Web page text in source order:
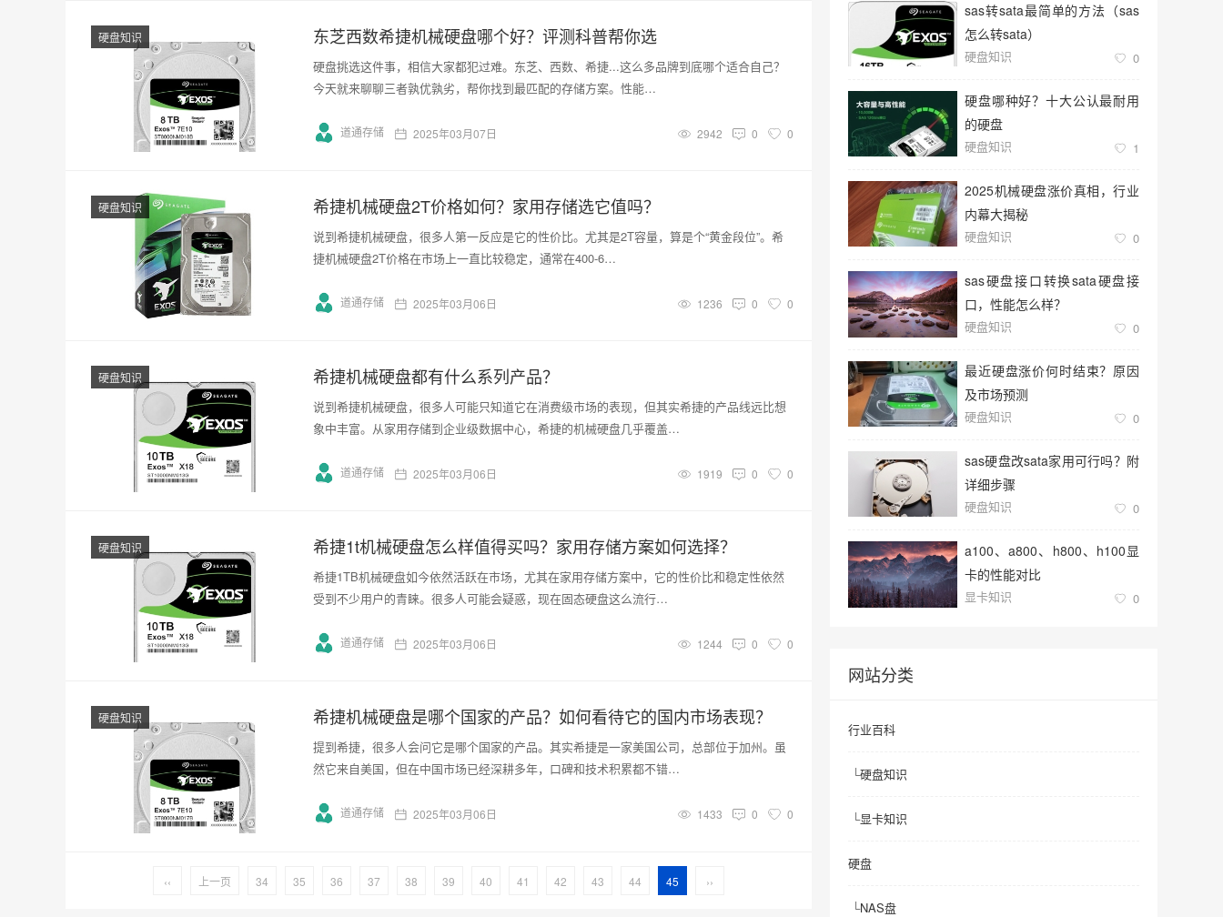
硬盘知识 东芝西数希捷机械硬盘哪个好？评测科普帮你选
硬盘挑选这件事，相信大家都犯过难。东芝、西数、希捷...这么多品牌到底哪个适合自己？
今天就来聊聊三者孰优孰劣，帮你找到最匹配的存储方案。性能…
道通存储 2025年03月07日 2942 0 0
硬盘知识 希捷机械硬盘2T价格如何？家用存储选它值吗？
说到希捷机械硬盘，很多人第一反应是它的性价比。尤其是2T容量，算是个“黄金段位”。希
捷机械硬盘2T价格在市场上一直比较稳定，通常在400-6…
道通存储 2025年03月06日 1236 0 0
硬盘知识 希捷机械硬盘都有什么系列产品？
说到希捷机械硬盘，很多人可能只知道它在消费级市场的表现，但其实希捷的产品线远比想
象中丰富。从家用存储到企业级数据中心，希捷的机械硬盘几乎覆盖…
道通存储 2025年03月06日 1919 0 0
硬盘知识 希捷1t机械硬盘怎么样值得买吗？家用存储方案如何选择？
希捷1TB机械硬盘如今依然活跃在市场，尤其在家用存储方案中，它的性价比和稳定性依然
受到不少用户的青睐。很多人可能会疑惑，现在固态硬盘这么流行…
道通存储 2025年03月06日 1244 0 0
硬盘知识 希捷机械硬盘是哪个国家的产品？如何看待它的国内市场表现？
提到希捷，很多人会问它是哪个国家的产品。其实希捷是一家美国公司，总部位于加州。虽
然它来自美国，但在中国市场已经深耕多年，口碑和技术积累都不错…
道通存储 2025年03月06日 1433 0 0
‹‹ 上一页 34 35 36 37 38 39 40 41 42 43 44 45 ››
sas转sata最简单的方法（sas
怎么转sata）
硬盘知识 0
硬盘哪种好？十大公认最耐用
的硬盘
硬盘知识 1
2025机械硬盘涨价真相，行业
内幕大揭秘
硬盘知识 0
sas硬盘接口转换sata硬盘接
口，性能怎么样？
硬盘知识 0
最近硬盘涨价何时结束？原因
及市场预测
硬盘知识 0
sas硬盘改sata家用可行吗？附
详细步骤
硬盘知识 0
a100、a800、h800、h100显
卡的性能对比
显卡知识 0
网站分类
行业百科
└硬盘知识
└显卡知识
硬盘
└NAS盘